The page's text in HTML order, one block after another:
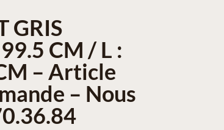
GRIS
CM / L :
– Article
– Nous